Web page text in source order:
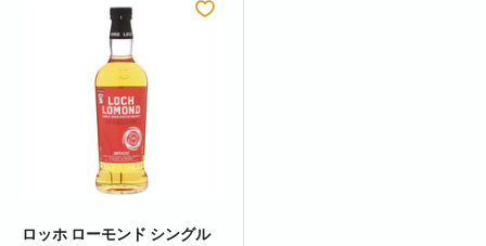
ロッホ ローモンド シングル